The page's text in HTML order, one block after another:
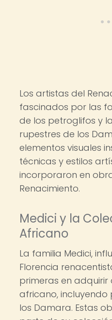
Los artistas del
fascinados por las
de los petroglifos y
rupestres de los
elementos visuales
técnicas y estilos
incorporaron en
Renacimiento.
Medici y la
Africano
La familia Medici,
Florencia
primeras en
africano, incluyendo
los Damara. Estas